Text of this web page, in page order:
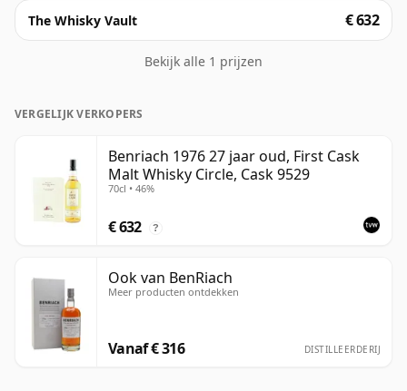
The Whisky Vault € 632
Bekijk alle 1 prijzen
VERGELIJK VERKOPERS
Benriach 1976 27 jaar oud, First Cask
Malt Whisky Circle, Cask 9529
70cl • 46%
€ 632 ?
Ook van BenRiach
Meer producten ontdekken
Vanaf € 316 DISTILLEERDERIJ